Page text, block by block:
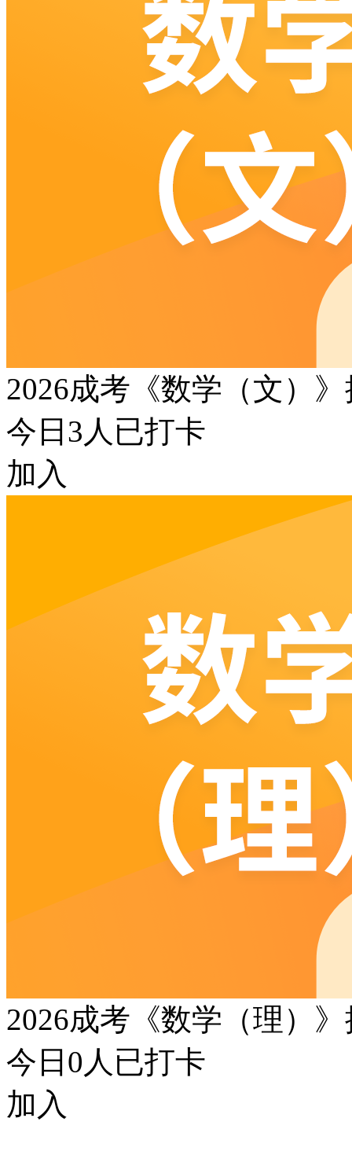
2026成考《数学（文）
今日 3 人已打卡
加入
2026成考《数学（理）
今日 0 人已打卡
加入